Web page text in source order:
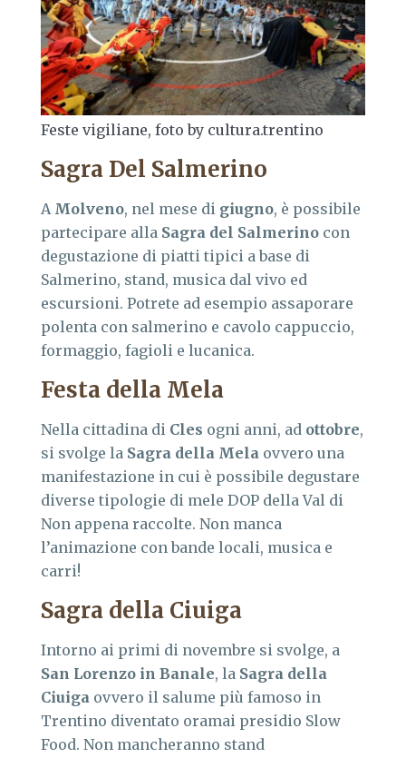
Feste vigiliane, foto by cultura.trentino
Sagra Del Salmerino
A Molveno, nel mese di giugno, è possibile
partecipare alla Sagra del Salmerino con
degustazione di piatti tipici a base di
Salmerino, stand, musica dal vivo ed
escursioni. Potrete ad esempio assaporare
polenta con salmerino e cavolo cappuccio,
formaggio, fagioli e lucanica.
Festa della Mela
Nella cittadina di Cles ogni anni, ad ottobre,
si svolge la Sagra della Mela ovvero una
manifestazione in cui è possibile degustare
diverse tipologie di mele DOP della Val di
Non appena raccolte. Non manca
l’animazione con bande locali, musica e
carri!
Sagra della Ciuiga
Intorno ai primi di novembre si svolge, a
San Lorenzo in Banale, la Sagra della
Ciuiga ovvero il salume più famoso in
Trentino diventato oramai presidio Slow
Food. Non mancheranno stand